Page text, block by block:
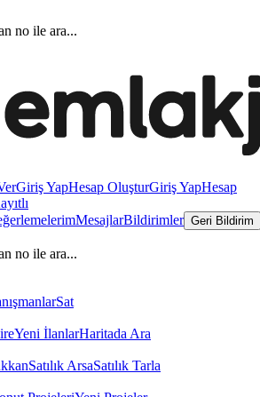
no ile ara...
Giriş YapHesap OluşturGiriş YapHesap
MesajlarBildirimler Geri Bildirim
no ile ara...
Sat
Yeni İlanlarHaritada Ara
Satılık ArsaSatılık Tarla